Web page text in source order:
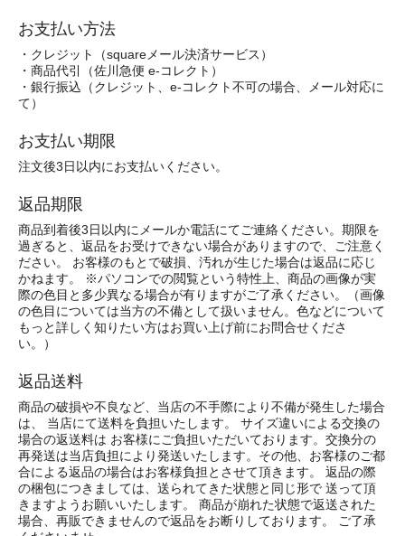
お支払い方法
・クレジット（squareメール決済サービス）
・商品代引（佐川急便 e-コレクト）
・銀行振込（クレジット、e-コレクト不可の場合、メール対応に
て）
お支払い期限
注文後3日以内にお支払いください。
返品期限
商品到着後3日以内にメールか電話にてご連絡ください。期限を
過ぎると、返品をお受けできない場合がありますので、ご注意く
ださい。 お客様のもとで破損、汚れが生じた場合は返品に応じ
かねます。 ※パソコンでの閲覧という特性上、商品の画像が実
際の色目と多少異なる場合が有りますがご了承ください。（画像
の色目については当方の不備として扱いません。色などについて
もっと詳しく知りたい方はお買い上げ前にお問合せくださ
い。）
返品送料
商品の破損や不良など、当店の不手際により不備が発生した場合
は、 当店にて送料を負担いたします。 サイズ違いによる交換の
場合の返送料は お客様にご負担いただいております。交換分の
再発送は当店負担により発送いたします。その他、お客様のご都
合による返品の場合はお客様負担とさせて頂きます。 返品の際
の梱包につきましては、送られてきた状態と同じ形で 送って頂
きますようお願いいたします。 商品が崩れた状態で返送された
場合、再販できませんので返品をお断りしております。 ご了承